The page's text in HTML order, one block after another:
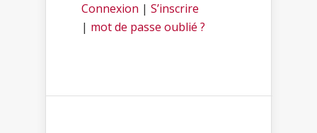
Connexion | S’inscrire
| mot de passe oublié ?